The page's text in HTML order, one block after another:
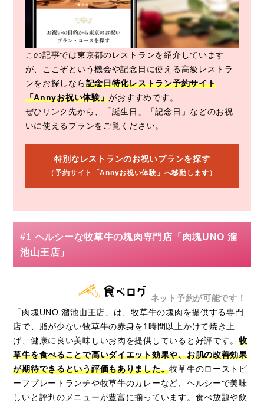
この記事では東京都のレストランを紹介しています
が、ここぞという機会や記念日に使える高級レストラ
ンをお探しなら記念日特化レストラン予約サイト
「Annyお祝い体験」がおすすめです。
ぜひリンク先から、「誕生日」「記念日」などのお祝
いに使えるプランをご覧ください。
特別なレストランのお祝いプランを探す
（予約サイト「Annyお祝い体験」へ移動します）
#1 ヘルシーな牧草牛の塊肉専門店「肉塊UNO 溜
池山王店」
ネット予約が可能です！
「肉塊UNO 溜池山王店」は、牧草牛の塊肉を提供する専門
店で、脂が少ない牧草牛の赤身を1時間以上かけて焼き上
げ、健康に良い美味しいお肉を提供していると好評です。牧
草牛を食べることで高いダイエット効果や、お肌の改善効果
が期待できるという評価もありました。牧草牛のローストビ
ーフプレートランチや牧草牛のカレーなど、ヘルシーで美味
しいと評判のメニューが豊富に揃っています。食べ放題や飲